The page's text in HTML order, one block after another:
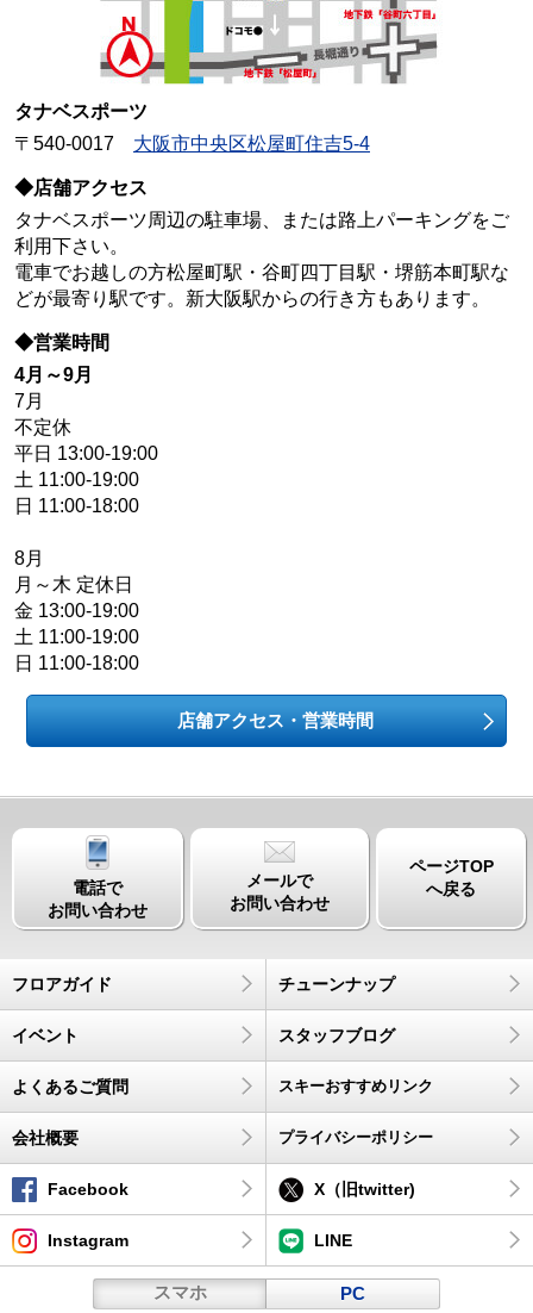
タナベスポーツ
〒540-0017 大阪市中央区松屋町住吉5-4
◆店舗アクセス
タナベスポーツ周辺の駐車場、または路上パーキングをご
利用下さい。
電車でお越しの方松屋町駅・谷町四丁目駅・堺筋本町駅な
どが最寄り駅です。新大阪駅からの行き方もあります。
◆営業時間
4月～9月
7月
不定休
平日 13:00-19:00
土 11:00-19:00
日 11:00-18:00
8月
月～木 定休日
金 13:00-19:00
土 11:00-19:00
日 11:00-18:00
店舗アクセス・営業時間
電話で
お問い合わせ
メールで
お問い合わせ
ページTOP
へ戻る
フロアガイド チューンナップ
イベント スタッフブログ
よくあるご質問 スキーおすすめリンク
会社概要 プライバシーポリシー
Facebook X（旧twitter)
Instagram LINE
スマホ PC